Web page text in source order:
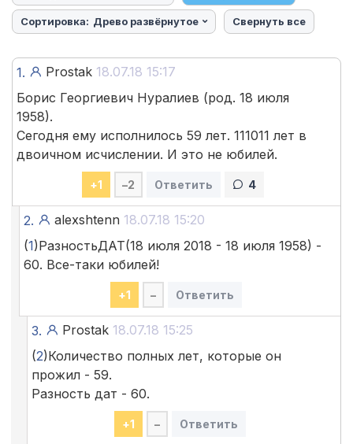
Сортировка: Древо развёрнутое Свернуть все
1. Prostak 18.07.18 15:17
Борис Георгиевич Нуралиев (род. 18 июля
1958).
Сегодня ему исполнилось 59 лет. 111011 лет в
двоичном исчислении. И это не юбилей.
+1 –2 Ответить 4
2. alexshtenn 18.07.18 15:20
(1)РазностьДАТ(18 июля 2018 - 18 июля 1958) -
60. Все-таки юбилей!
+1 – Ответить
3. Prostak 18.07.18 15:25
(2)Количество полных лет, которые он
прожил - 59.
Разность дат - 60.
+1 – Ответить